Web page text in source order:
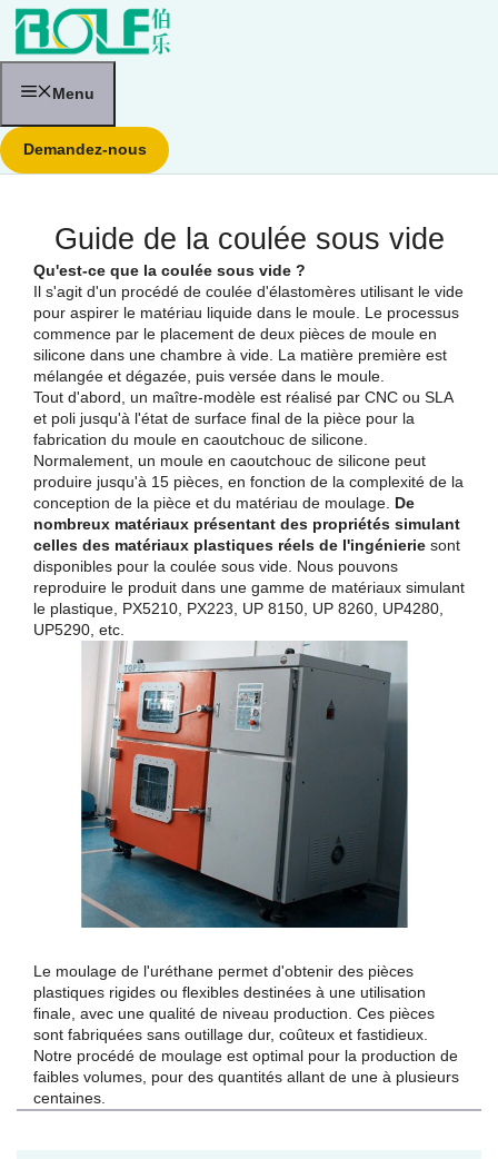
Aller
au
contenu
Menu
Demandez-nous
Guide de la coulée sous vide
Qu'est-ce que la coulée sous vide ?
Il s'agit d'un procédé de coulée d'élastomères utilisant le vide
pour aspirer le matériau liquide dans le moule. Le processus
commence par le placement de deux pièces de moule en
silicone dans une chambre à vide. La matière première est
mélangée et dégazée, puis versée dans le moule.
Tout d'abord, un maître-modèle est réalisé par CNC ou SLA
et poli jusqu'à l'état de surface final de la pièce pour la
fabrication du moule en caoutchouc de silicone.
Normalement, un moule en caoutchouc de silicone peut
produire jusqu'à 15 pièces, en fonction de la complexité de la
conception de la pièce et du matériau de moulage. De
nombreux matériaux présentant des propriétés simulant
celles des matériaux plastiques réels de l'ingénierie sont
disponibles pour la coulée sous vide. Nous pouvons
reproduire le produit dans une gamme de matériaux simulant
le plastique, PX5210, PX223, UP 8150, UP 8260, UP4280,
UP5290, etc.
Le moulage de l'uréthane permet d'obtenir des pièces
plastiques rigides ou flexibles destinées à une utilisation
finale, avec une qualité de niveau production. Ces pièces
sont fabriquées sans outillage dur, coûteux et fastidieux.
Notre procédé de moulage est optimal pour la production de
faibles volumes, pour des quantités allant de une à plusieurs
centaines.